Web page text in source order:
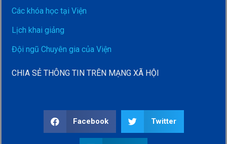
Các khóa học tại Viện
Lịch khai giảng
Đội ngũ Chuyên gia của Viện
CHIA SẺ THÔNG TIN TRÊN MẠNG XÃ HỘI
Facebook Twitter